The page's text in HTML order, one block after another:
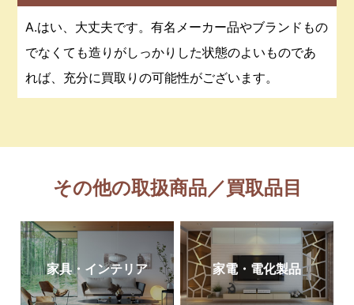
A.はい、大丈夫です。有名メーカー品やブランドもの
でなくても造りがしっかりした状態のよいものであ
れば、充分に買取りの可能性がございます。
その他の取扱商品／買取品目
家具・インテリア 家電・電化製品